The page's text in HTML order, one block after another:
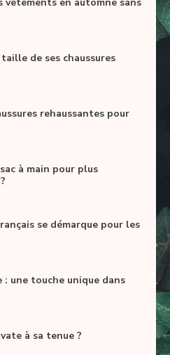
de ses chaussures
rehaussantes pour
à main pour plus
se démarque pour les
une touche unique dans
à sa tenue ?